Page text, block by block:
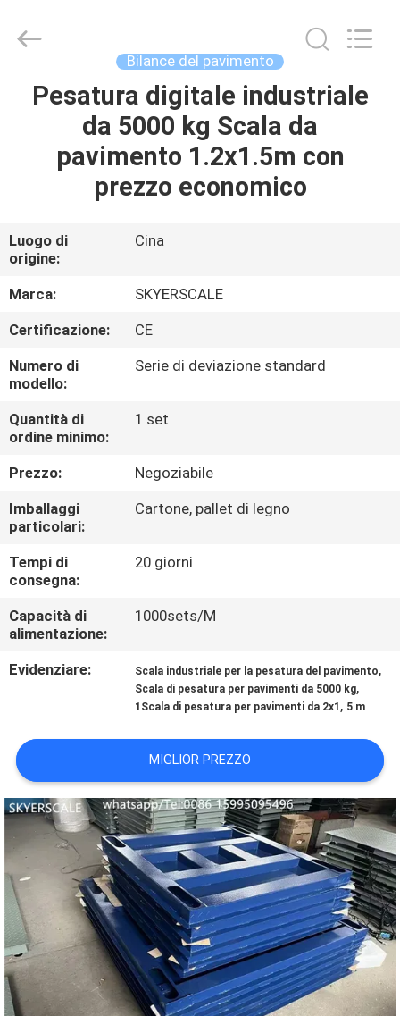
CASA.
PRODOTTI
SU
DI
NOI
VISITA
DELLA
FABBRICA
CONTROLLO
DELLA
QUALITÀ
NOTIZIE
CASI
CHIEDI UN
PREVENTIVO
MAPPA
DEL
SITO
PRIVACY
POLICY
Co.,Limited.
Bilance del pavimento
Pesatura digitale industriale
da 5000 kg Scala da
pavimento 1.2x1.5m con
prezzo economico
Luogo di
origine:
Cina
Marca:
SKYERSCALE
Certificazione:
CE
Numero di
modello:
Serie di deviazione standard
Quantità di
ordine minimo:
1 set
Prezzo:
Negoziabile
Imballaggi
particolari:
Cartone, pallet di legno
Tempi di
consegna:
20 giorni
Capacità di
alimentazione:
1000sets/M
Evidenziare: Scala industriale per la pesatura del pavimento,
Scala di pesatura per pavimenti da 5000 kg,
1Scala di pesatura per pavimenti da 2x1 , 5 m
MIGLIOR PREZZO